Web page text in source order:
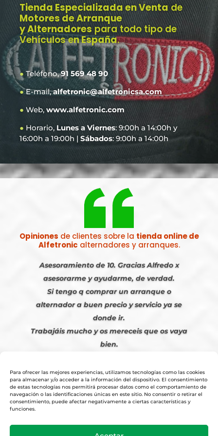
Para ofrecer las mejores experiencias, utilizamos tecnologías como las cookies
para almacenar y/o acceder a la información del dispositivo. El consentimiento
de estas tecnologías nos permitirá procesar datos como el comportamiento de
navegación o las identificaciones únicas en este sitio. No consentir o retirar el
consentimiento, puede afectar negativamente a ciertas características y
funciones.
Tienda Especializada en Venta de
Motores de Arranque
y Alternadores para todo tipo de
Vehículos en España.
●Teléfono,91 569 48 90
●E-mail,alfetronic@alfetronicsa.com
● Web, www.alfetronic.com
● Horario, Lunes a Viernes: 9:00h a 14:00h y
16:00h a 19:00h | Sábados: 9:00h a 14:00h
Opiniones de clientes sobre la tienda online de
Alfetronic alternadores y arranques.
Asesoramiento de 10. Gracias Alfredo x
asesorarme y ayudarme, de verdad.
Si tengo q comprar un arranque o
alternador a buen precio y servicio ya se
donde ir.
Trabajáis mucho y os mereceis que os vaya
bien.